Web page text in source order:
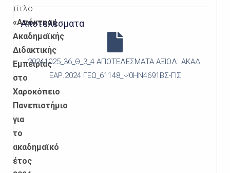
τίτλο
«Απόκτηση
Ακαδημαϊκής
Διδακτικής
Εμπειρίας
στο
Χαροκόπειο
Πανεπιστήμιο
για
το
ακαδημαϊκό
έτος
Αποτελέσματα
20241025_36_Θ_3_4 ΑΠΟΤΕΛΕΣΜΑΤΑ ΑΞΙΟΛ. ΑΚΑΔ.
ΕΑΡ.2024 ΓΕΩ_61148_Ψ0ΗΝ4691ΒΣ-ΓΙΣ